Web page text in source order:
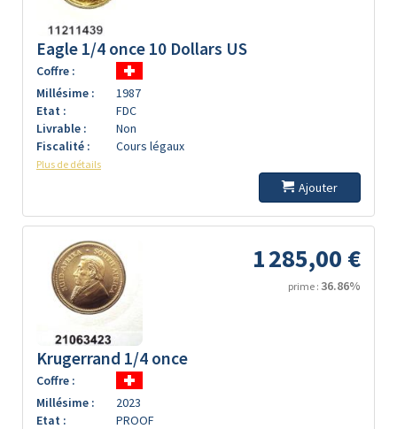
Eagle 1/4 once 10 Dollars US
Coffre :
Millésime :
1987
Etat :
FDC
Livrable :
Non
Fiscalité :
Cours légaux
Plus de détails
Ajouter
1 285,00 €
prime : 36.86%
Krugerrand 1/4 once
Coffre :
Millésime :
2023
Etat :
PROOF